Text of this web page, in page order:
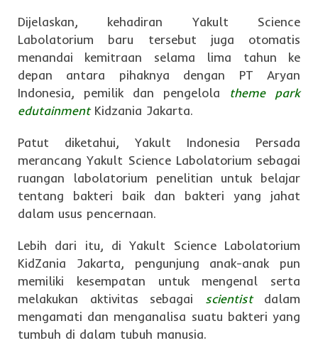
Dijelaskan, kehadiran Yakult Science
Labolatorium baru tersebut juga otomatis
menandai kemitraan selama lima tahun ke
depan antara pihaknya dengan PT Aryan
Indonesia, pemilik dan pengelola theme park
edutainmentKidzania Jakarta.
Patut diketahui, Yakult Indonesia Persada
merancang Yakult Science Labolatorium sebagai
ruangan labolatorium penelitian untuk belajar
tentang bakteri baik dan bakteri yang jahat
dalam usus pencernaan.
Lebih dari itu, di Yakult Science Labolatorium
KidZania Jakarta, pengunjung anak-anak pun
memiliki kesempatan untuk mengenal serta
melakukan aktivitas sebagai scientistdalam
mengamati dan menganalisa suatu bakteri yang
tumbuh di dalam tubuh manusia.